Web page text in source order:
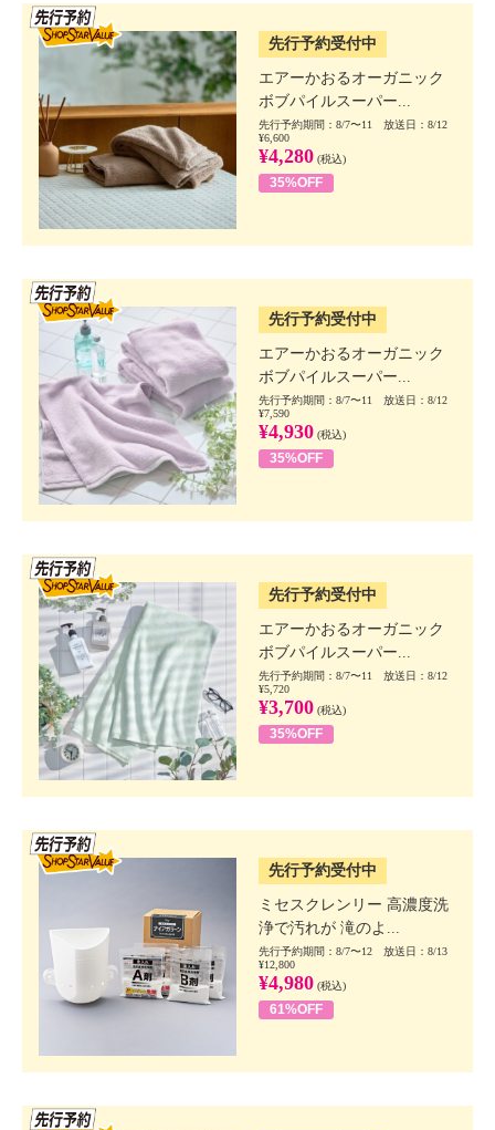
先行予約受付中
エアーかおるオーガニック
ボブパイルスーパー...
先行予約期間：8/7〜11 放送日：8/12
¥6,600
¥4,280 (税込)
35%OFF
先行予約受付中
エアーかおるオーガニック
ボブパイルスーパー...
先行予約期間：8/7〜11 放送日：8/12
¥7,590
¥4,930 (税込)
35%OFF
先行予約受付中
エアーかおるオーガニック
ボブパイルスーパー...
先行予約期間：8/7〜11 放送日：8/12
¥5,720
¥3,700 (税込)
35%OFF
先行予約受付中
ミセスクレンリー 高濃度洗
浄で汚れが 滝のよ...
先行予約期間：8/7〜12 放送日：8/13
¥12,800
¥4,980 (税込)
61%OFF